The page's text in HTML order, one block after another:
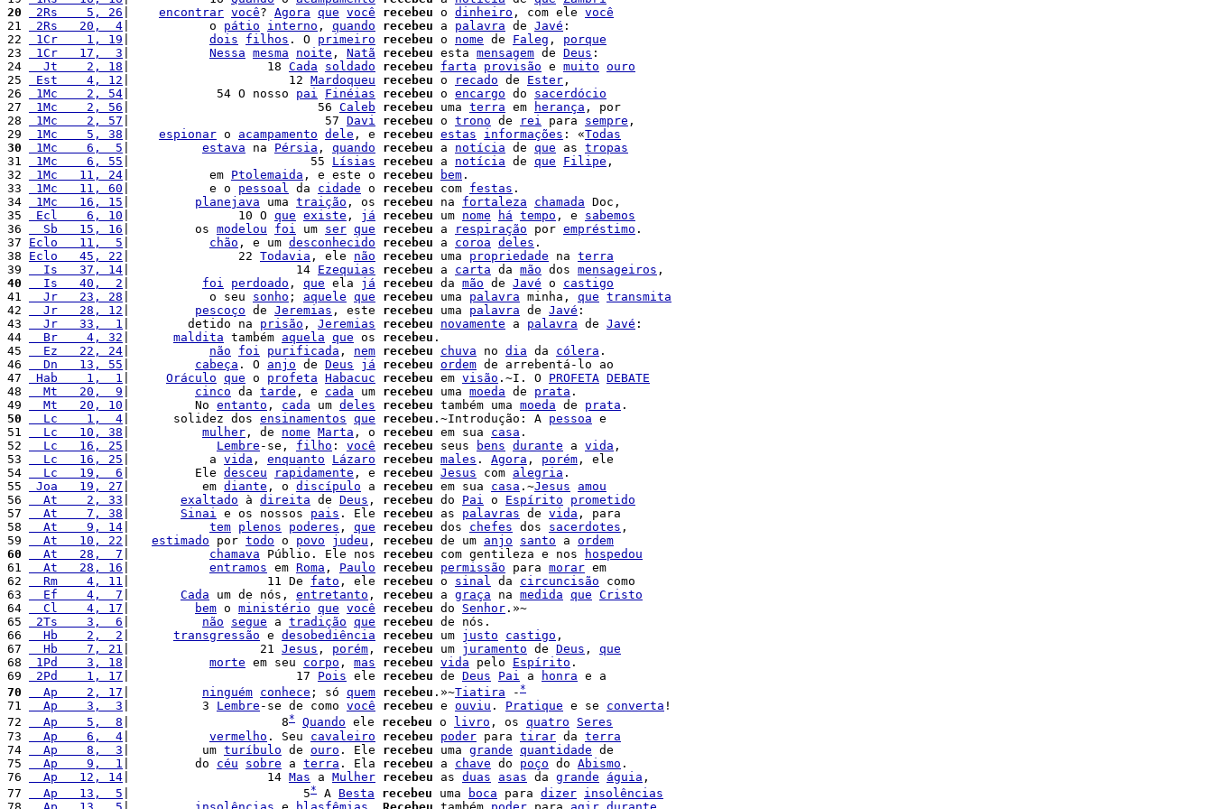
20
2Rs    5, 26 encontrar você? Agora que você recebeu o dinheiro , com ele você
21
2Rs   20,  4 |           o pátio interno , quando recebeu a palavra de Javé :
22
1Cr    1, 19 dois filhos . O primeiro recebeu o nome de Faleg , porque
23
1Cr   17,  3 Nessa mesma noite , Natã recebeu esta mensagem de Deus :
24
  Jt    2, 18
|                   18 Cada soldado recebeu farta provisão e muito ouro
25
Est    4, 12 |                      12 Mardoqueu recebeu o recado de Ester ,
26
1Mc    2, 54 |            54 O nosso pai Finéias recebeu o encargo do sacerdócio
27
1Mc    2, 56 |                          56 Caleb recebeu uma terra em herança , por
28
1Mc    2, 57 |                           57 Davi recebeu o trono de rei para sempre ,
29
1Mc    5, 38 espionar o acampamento dele , e recebeu estas informações : «Todas
30
1Mc    6,  5 estava na Pérsia , quando recebeu a notícia de que as tropas
31
1Mc    6, 55 |                         55 Lísias recebeu a notícia de que Filipe ,
32
1Mc   11, 24 |           em Ptolemaida , e este o recebeu bem .
33
1Mc   11, 60 |           e o pessoal da cidade o recebeu com festas .
34
1Mc   16, 15 planejava uma traição , os recebeu na fortaleza chamada Doc,
35
Ecl    6, 10 |               10 O que existe , já recebeu um nome há tempo , e sabemos
36
  Sb   15, 16
|         os modelou foi um ser que recebeu a respiração por empréstimo .
37 Eclo   11,  5 chão , e um desconhecido recebeu a coroa deles .
38 Eclo   45, 22 |               22 Todavia , ele não recebeu uma propriedade na terra
39
  Is   37, 14
|                       14 Ezequias recebeu a carta da mão dos mensageiros
40
  Is   40,  2
foi perdoado , que ela já recebeu da mão de Javé o castigo
41
  Jr   23, 28
|           o seu sonho ; aquele que recebeu uma palavra minha, que transmita
42
  Jr   28, 12
pescoço de Jeremias , este recebeu uma palavra de Javé :
43
  Jr   33,  1
|        detido na prisão , Jeremias recebeu novamente a palavra de Javé :
44
  Br    4, 32
maldita também aquela que os recebeu .
45
  Ez   22, 24
não foi purificada , nem recebeu chuva no dia da cólera .
46
  Dn   13, 55
cabeça . O anjo de Deus já recebeu ordem de arrebentá-lo ao
47
Hab    1,  1 Oráculo que o profeta Habacuc recebeu em visão .~I. O PROFETA DEBATE
48
  Mt   20,  9
cinco da tarde , e cada um recebeu uma moeda de prata .
49
  Mt   20, 10
|         No entanto , cada um deles recebeu também uma moeda de prata
50
  Lc    1,  4
|      solidez dos ensinamentos que recebeu .~Introdução: A pessoa e
51
  Lc   10, 38
mulher , de nome Marta , o recebeu em sua casa .
52
  Lc   16, 25
Lembre -se, filho : você recebeu seus bens durante a vida ,
53
  Lc   16, 25
|           a vida , enquanto Lázaro recebeu males . Agora , porém , ele
54
  Lc   19,  6
|         Ele desceu rapidamente , e recebeu Jesus com alegria .
55
Joa   19, 27 |          em diante , o discípulo a recebeu em sua casa .~Jesus
amou
56
  At    2, 33
exaltado à direita de Deus , recebeu do Pai o Espírito
prometido
57
  At    7, 38
Sinai e os nossos pais . Ele recebeu as palavras de vida , para
58
  At    9, 14
tem plenos poderes , que recebeu dos chefes dos sacerdotes ,
59
  At   10, 22
estimado por todo o povo judeu , recebeu de um anjo santo a ordem
60
  At   28,  7
chamava Públio. Ele nos recebeu com gentileza e nos
hospedou
61
  At   28, 16
entramos em Roma , Paulo recebeu permissão para morar em
62
  Rm    4, 11
|                   11 De fato , ele recebeu o sinal da circuncisão como
63
  Ef    4,  7
Cada um de nós, entretanto , recebeu a graça na medida que Cristo
64
  Cl    4, 17
bem o ministério que você recebeu do Senhor .»~
65
2Ts    3,  6 não segue a tradição que recebeu de nós.
66
  Hb    2,  2
transgressão e desobediência recebeu um justo castigo ,
67
  Hb    7, 21
|                  21 Jesus , porém , recebeu um juramento de Deus , que
68
1Pd    3, 18 morte em seu corpo , mas recebeu vida pelo Espírito .
69
2Pd    1, 17 |                       17 Pois ele recebeu de Deus Pai a honra
70
  Ap    2, 17
ninguém conhece ; só quem recebeu .»~Tiatira - *
71
  Ap    3,  3
|          3 Lembre -se de como você recebeu e ouviu . Pratique e se converta !
72
  Ap    5,  8
|                     8* Quando ele recebeu o livro , os quatro
Seres
73
  Ap    6,  4
vermelho . Seu cavaleiro recebeu poder para tirar da terra
74
  Ap    8,  3
|          um turíbulo de ouro . Ele recebeu uma grande quantidade de
75
  Ap    9,  1
|         do céu sobre a terra . Ela recebeu a chave do poço do Abismo .
76
  Ap   12, 14
|                   14 Mas a Mulher recebeu as duas asas da grande águia ,
77
  Ap   13,  5
|                        5* A Besta recebeu uma boca para dizer insolências